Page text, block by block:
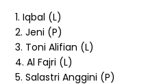
1. Iqbal (L)
2. Jeni (P)
3. Toni Alifian (L)
4. Al Fajri (L)
5. Salastri Anggini (P)